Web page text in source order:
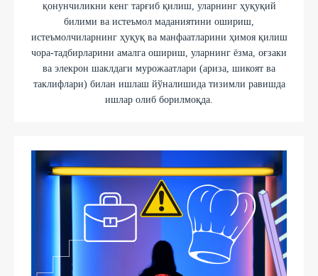
қонунчиликни кенг тарғиб қилиш, уларнинг ҳуқуқий
билими ва истеъмол маданиятини ошириш,
истеъмолчиларнинг ҳуқуқ ва манфаатларини ҳимоя қилиш
чора-тадбирларини амалга ошириш, уларнинг ёзма, оғзаки
ва элекрон шаклдаги мурожаатлари (ариза, шикоят ва
таклифлари) билан ишлаш йўналишида тизимли равишда
ишлар олиб борилмоқда.